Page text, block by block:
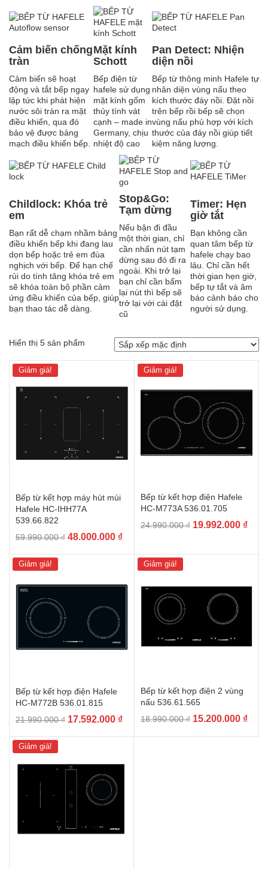
Cảm biến chống
tràn
Cảm biến sẽ hoạt
động và tắt bếp ngay
lập tức khi phát hiện
nước sôi tràn ra mặt
điều khiển, qua đó
bảo vệ được bảng
mạch điều khiển bếp.
Mặt kính
Schott
Bếp điện từ
hafele sử dụng
mặt kính gốm
thủy tính vát
cạnh – made in
Germany, chịu
nhiệt độ cao
Pan Detect: Nhiện
diện nồi
Bếp từ thông minh Hafele tự
nhân diện vùng nấu theo
kích thước đáy nồi. Đặt nồi
trên bếp rồi bếp sẽ chọn
vùng nấu phù hợp với kích
thước của đáy nồi giúp tiết
kiệm năng lượng.
Childlock: Khóa trẻ
em
Bạn rất dễ chạm nhầm bảng
điều khiển bếp khi đang lau
dọn bếp hoặc trẻ em đùa
nghịch với bếp. Để hạn chế
rủi do tính tăng khóa trẻ em
sẽ khóa toàn bộ phần cảm
ứng điều khiển của bếp, giúp
bạn thao tác dễ dàng.
Stop&Go:
Tạm dừng
Nếu bận đi đầu
một thời gian, chỉ
cần nhấn nút tạm
dừng sau đó đi ra
ngoài. Khi trở lại
bạn chỉ cần bấm
lại nút thì bếp sẽ
trở lại với cài đặt
cũ
Timer: Hẹn
giờ tắt
Bạn không cần
quan tâm bếp từ
hafele chạy bao
lâu. Chỉ cần hết
thời gian hẹn giờ,
bếp tự tắt và âm
báo cảnh báo cho
người sử dụng.
Hiển thị 5 sản phẩm
Giảm giá!
Bếp từ kết hợp máy hút mùi
Hafele HC-IHH77A
539.66.822
59.990.000₫ Giá
48.000.000 ₫Giá
48.000.000 ₫.
Giảm giá!
Bếp từ kết hợp điện Hafele
HC-M773A 536.01.705
24.990.000₫ Giá
19.992.000 ₫Giá
Giảm giá!
Bếp từ kết hợp điện Hafele
HC-M772B 536.01.815
21.990.000₫ Giá
17.592.000 ₫Giá
Giảm giá!
Bếp từ kết hợp điện 2 vùng
nấu 536.61.565
18.990.000₫ Giá
15.200.000 ₫Giá
Giảm giá!